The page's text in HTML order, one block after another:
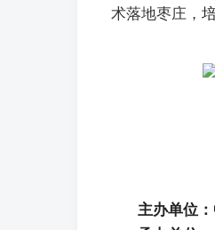
术落地枣庄，
主办单位：